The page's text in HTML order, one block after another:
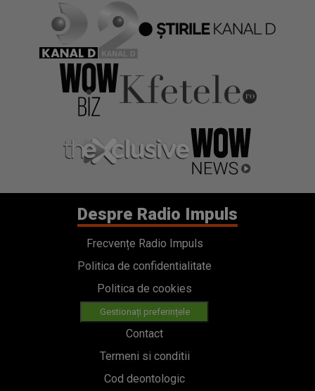
Despre Radio Impuls
Frecvențe Radio Impuls
Politica de confidentialitate
Politica de cookies
Gestionați preferințele
Contact
Termeni si conditii
Cod deontologic